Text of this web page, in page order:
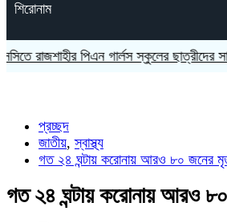
শিরোনাম
রাজশাহীর পিএন গার্লস স্কুলের ছাত্রীদের সাফল্য
প্রচ্ছদ
জাতীয়,স্বাস্থ্য
গত ২৪ ঘন্টায় করোনায় আরও ৮০ জনের
গত ২৪ ঘন্টায় করোনায় আরও